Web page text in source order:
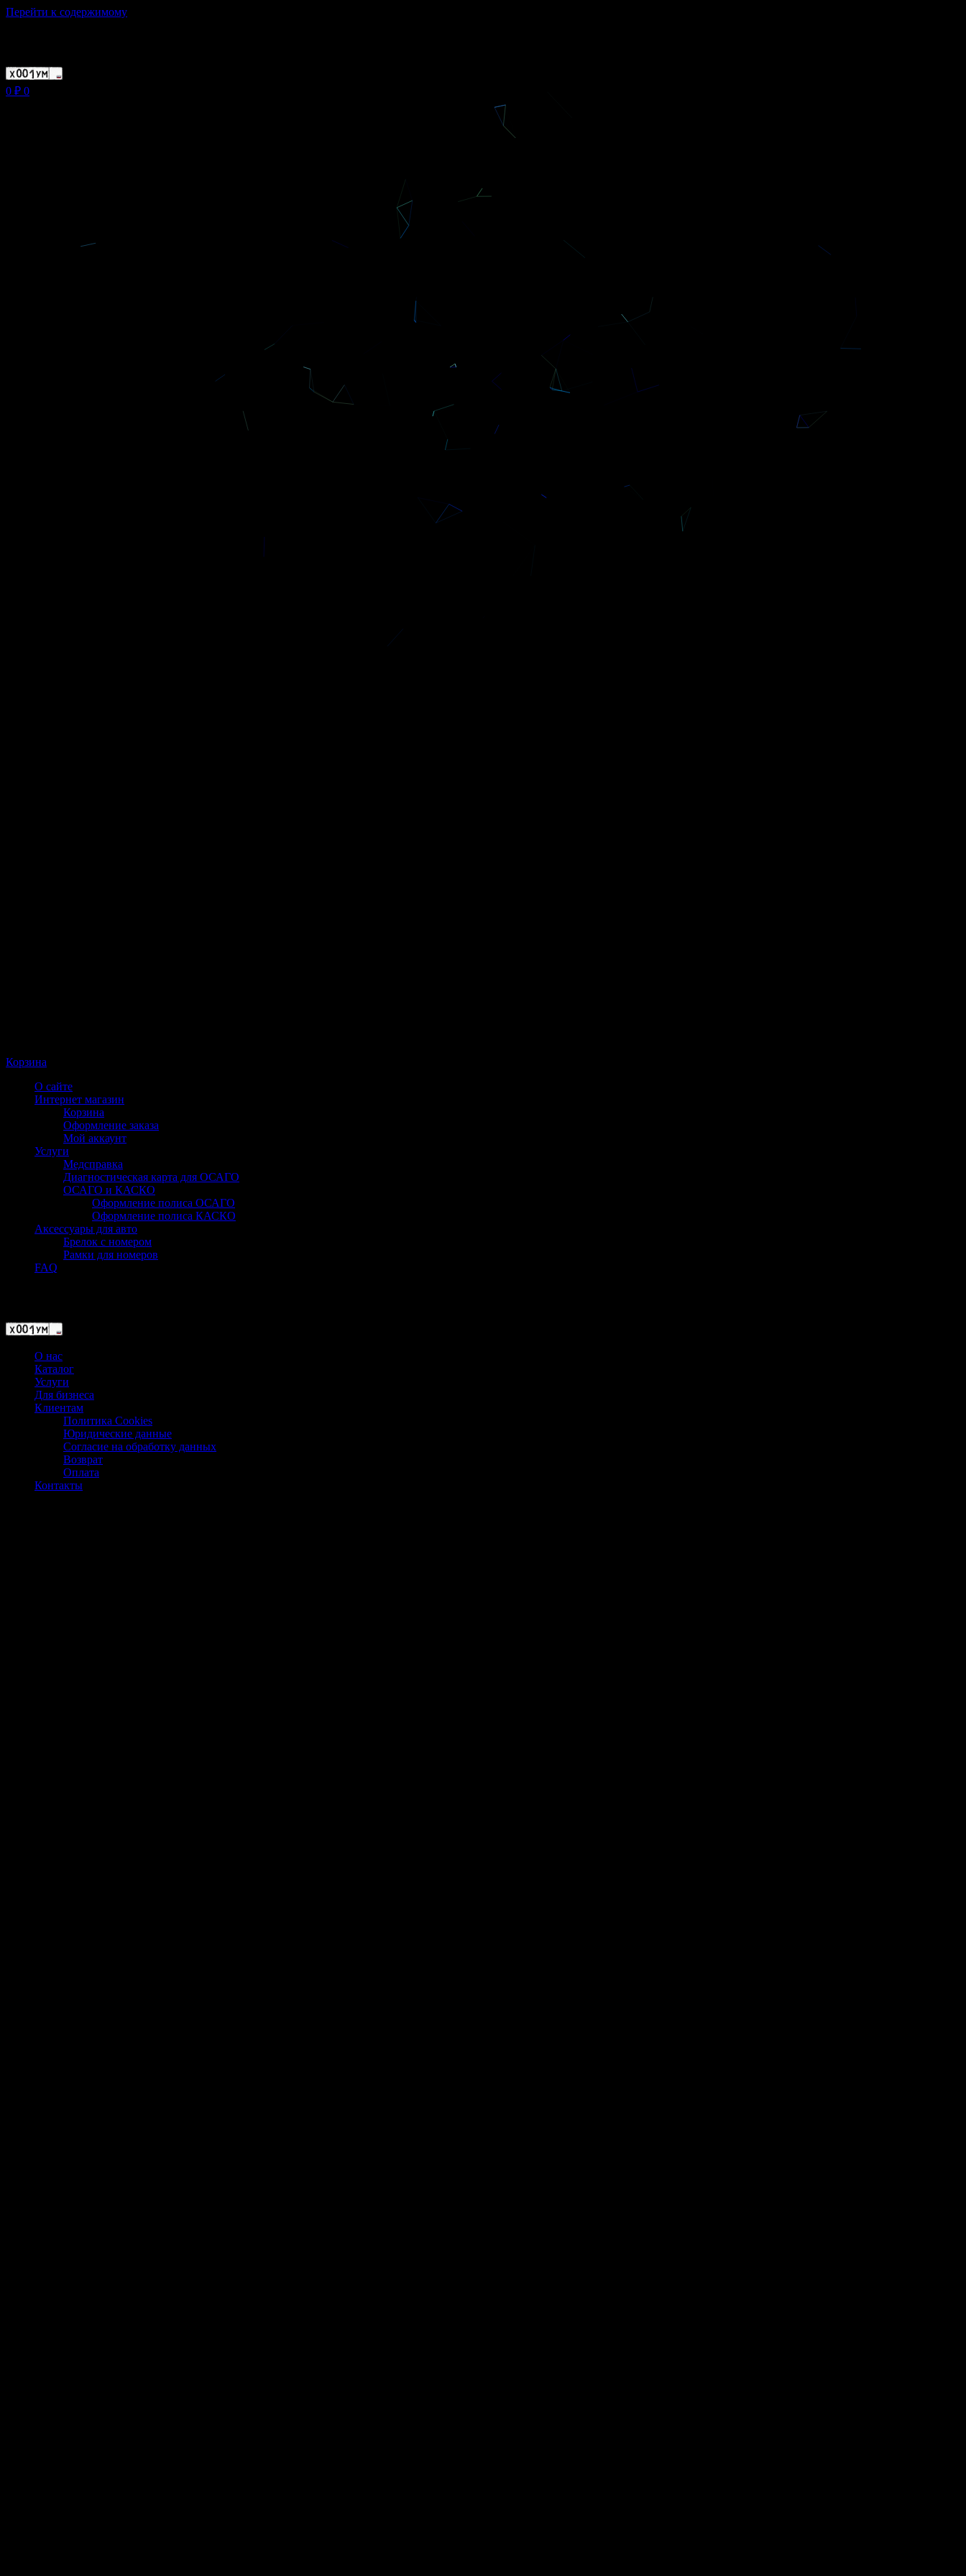
Перейти к содержимому
0 ₽ 0
Корзина
О сайте
Интернет магазин
Корзина
Оформление заказа
Мой аккаунт
Услуги
Медсправка
Диагностическая карта для ОСАГО
ОСАГО и КАСКО
Оформление полиса ОСАГО
Оформление полиса КАСКО
Аксессуары для авто
Брелок с номером
Рамки для номеров
FAQ
О нас
Каталог
Услуги
Для бизнеса
Клиентам
Политика Cookies
Юридические данные
Согласие на обработку данных
Возврат
Оплата
Контакты